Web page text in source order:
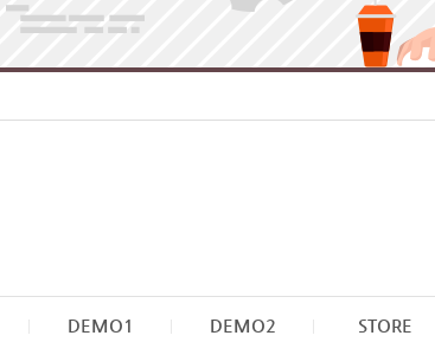
DEMO1 DEMO2 STORE